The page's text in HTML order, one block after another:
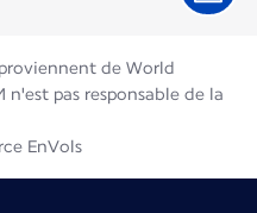
de World
pas responsable de la
EnVols